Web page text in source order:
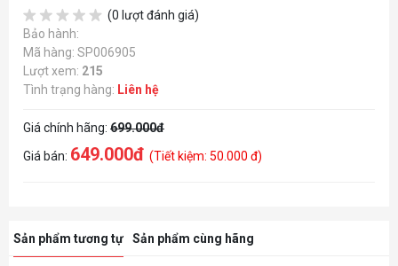
(0 lượt đánh giá)
Bảo hành:
Mã hàng: SP006905
Lượt xem: 215
Tình trạng hàng: Liên hệ
Giá chính hãng: 699.000đ
Giá bán: 649.000đ (Tiết kiệm: 50.000 đ)
Sản phẩm tương tự Sản phẩm cùng hãng